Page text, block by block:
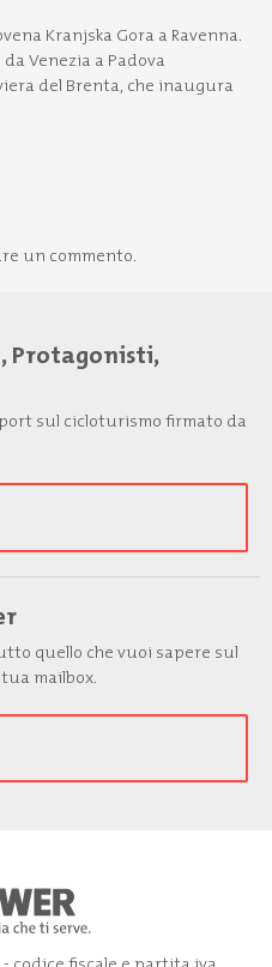
Kranjska Gora a Ravenna.
Venezia a Padova
del Brenta, che inaugura
un commento.
Protagonisti,
sul cicloturismo firmato da
quello che vuoi sapere sul
mailbox.